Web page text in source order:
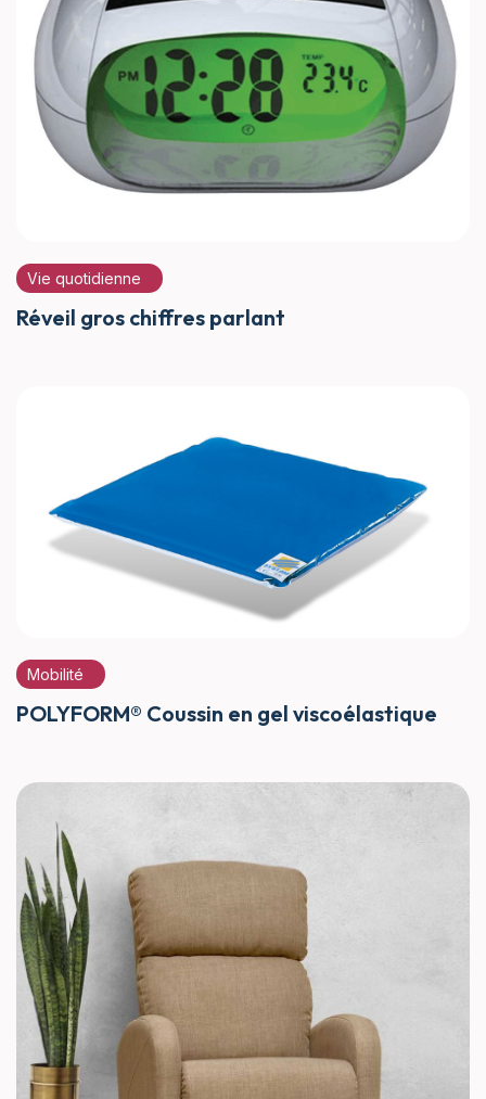
Vie quotidienne
Réveil gros chiffres parlant
Mobilité
POLYFORM® Coussin en gel viscoélastique